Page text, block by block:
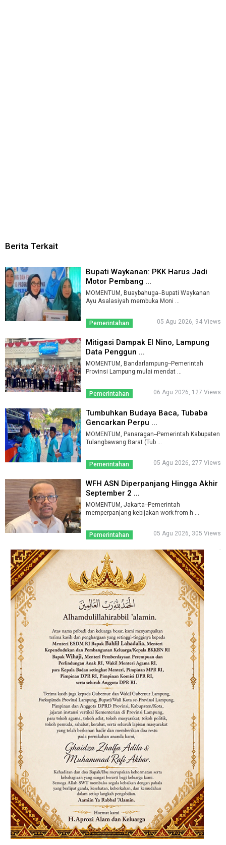
Berita Terkait
Bupati Waykanan: PKK Harus Jadi
Motor Pembang ...
MOMENTUM, Buaybahuga--Bupati Waykanan
Ayu Asalasiyah membuka Moni ...
Pemerintahan 05 Agu 2026, 94 Views
Mitigasi Dampak El Nino, Lampung
Data Penggun ...
MOMENTUM, Bandarlampung--Pemerintah
Provinsi Lampung mulai mendat ...
Pemerintahan 06 Agu 2026, 127 Views
Tumbuhkan Budaya Baca, Tubaba
Gencarkan Perpu ...
MOMENTUM, Panaragan--Pemerintah Kabupaten
Tulangbawang Barat (Tub ...
Pemerintahan 05 Agu 2026, 277 Views
WFH ASN Diperpanjang Hingga Akhir
September 2 ...
MOMENTUM, Jakarta--Pemerintah
memperpanjang kebijakan work from h ...
Pemerintahan 05 Agu 2026, 305 Views